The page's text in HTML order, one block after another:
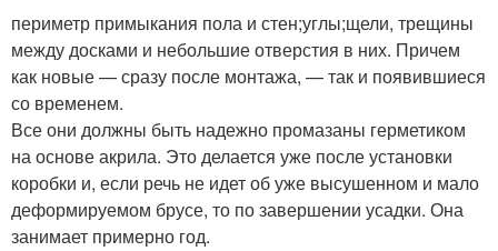
периметр примыкания пола и стен;углы;щели, трещины
между досками и небольшие отверстия в них. Причем
как новые — сразу после монтажа, — так и появившиеся
со временем.
Все они должны быть надежно промазаны герметиком
на основе акрила. Это делается уже после установки
коробки и, если речь не идет об уже высушенном и мало
деформируемом брусе, то по завершении усадки. Она
занимает примерно год.